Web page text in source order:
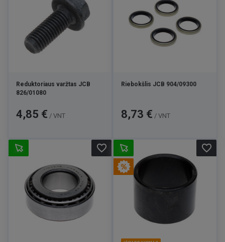
Reduktoriaus varžtas JCB
826/01080
Kaina
4,85 € / VNT
Riebokšlis JCB 904/09300
Kaina
8,73 € / VNT
favorite_border favorite_border